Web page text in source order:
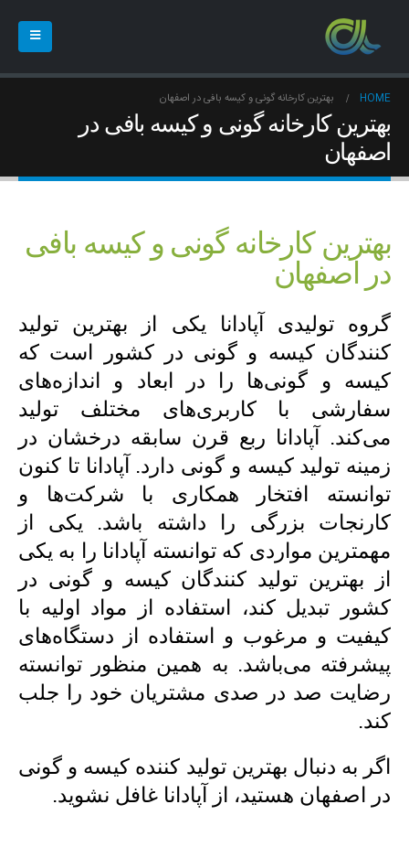
HOME بهترین کارخانه گونی و کیسه بافی در اصفهان
بهترین کارخانه گونی و کیسه بافی در
اصفهان
بهترین کارخانه گونی و کیسه بافی
در اصفهان
گروه تولیدی آپادانا یکی از بهترین تولید
کنندگان کیسه و گونی در کشور است که
کیسه و گونی‌ها را در ابعاد و اندازه‌های
سفارشی با کاربری‌های مختلف تولید
می‌کند. آپادانا ربع قرن سابقه درخشان در
زمینه تولید کیسه و گونی دارد. آپادانا تا کنون
توانسته افتخار همکاری با شرکت‌ها و
کارنجات بزرگی را داشته باشد. یکی از
مهمترین مواردی که توانسته آپادانا را به یکی
از بهترین تولید کنندگان کیسه و گونی در
کشور تبدیل کند، استفاده از مواد اولیه با
کیفیت و مرغوب و استفاده از دستگاه‌های
پیشرفته می‌باشد. به همین منظور توانسته
رضایت صد در صدی مشتریان خود را جلب
کند.
اگر به دنبال بهترین تولید کننده کیسه و گونی
در اصفهان هستید، از آپادانا غافل نشوید.